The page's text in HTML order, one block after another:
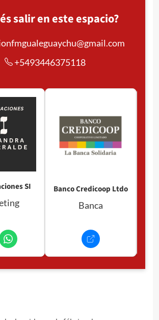
salir en este espacio?
+5493446375118
SI
Banco Credicoop Ltdo
Banca